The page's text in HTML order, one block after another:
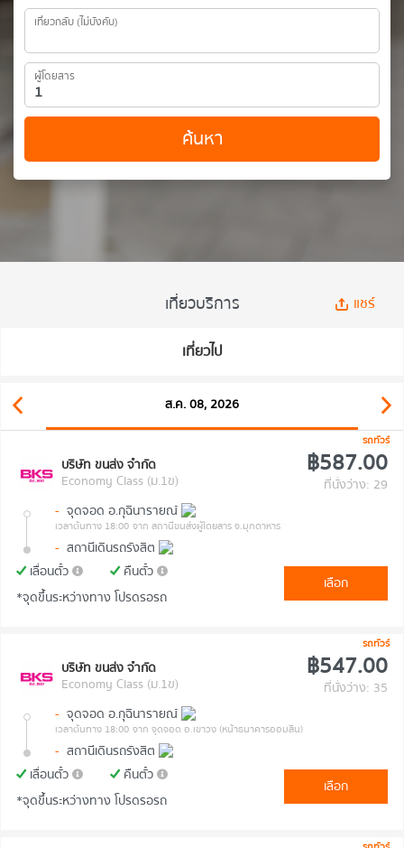
เที่ยวกลับ (ไม่บังคับ)
ผู้โดยสาร
ค้นหา
เที่ยวบริการ แชร์
เที่ยวไป
ส.ค. 08, 2026
รถทัวร์
บริษัท ขนส่ง จำกัด
Economy Class (ม.1ข)
฿587.00
ที่นั่งว่าง: 29
- จุดจอด อ.กุฉินารายณ์
เวลาต้นทาง 18:00 จาก สถานีขนส่งผู้โดยสาร จ.มุกดาหาร
- สถานีเดินรถรังสิต
เลื่อนตั๋ว
คืนตั๋ว
*จุดขึ้นระหว่างทาง โปรดรอรถ
เลือก
รถทัวร์
บริษัท ขนส่ง จำกัด
Economy Class (ม.1ข)
฿547.00
ที่นั่งว่าง: 35
- จุดจอด อ.กุฉินารายณ์
เวลาต้นทาง 18:00 จาก จุดจอด อ.เขาวง (หน้าธนาคารออมสิน)
- สถานีเดินรถรังสิต
เลื่อนตั๋ว
คืนตั๋ว
*จุดขึ้นระหว่างทาง โปรดรอรถ
เลือก